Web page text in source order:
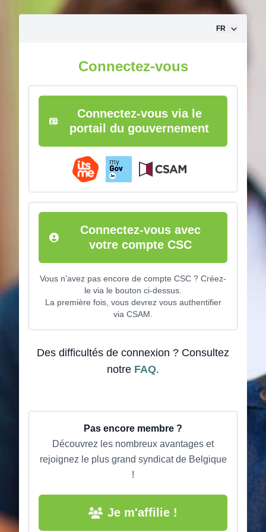
Aller vers le contenu
FR
Connectez-vous
Connectez-vous via le
portail du gouvernement
Connectez-vous avec
votre compte CSC
Vous n'avez pas encore de compte CSC ? Créez-
le via le bouton ci-dessus.
La première fois, vous devrez vous authentifier
via CSAM.
Des difficultés de connexion ? Consultez
notre FAQ.
Pas encore membre ?
Découvrez les nombreux avantages et
rejoignez le plus grand syndicat de Belgique
!
Je m'affilie !